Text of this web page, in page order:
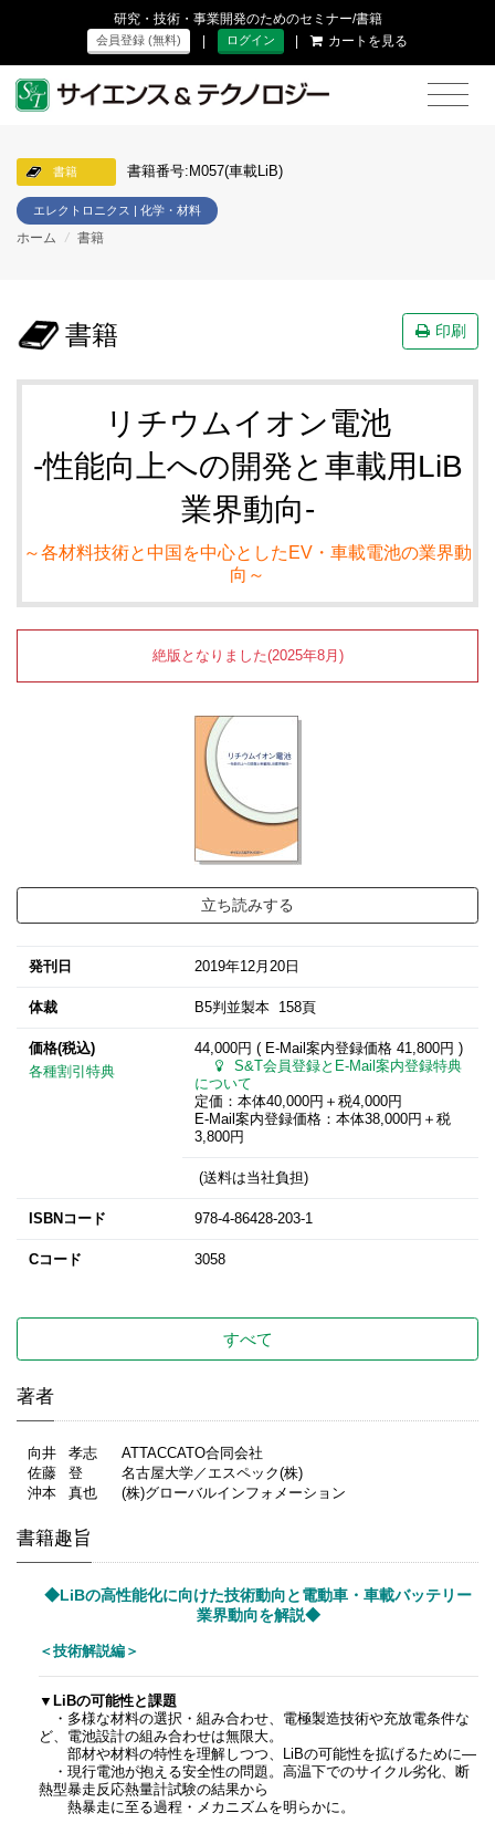
研究・技術・事業開発のためのセミナー/書籍
会員登録 (無料) | ログイン | カートを見る
書籍 書籍番号:M057(車載LiB)
エレクトロニクス | 化学・材料
ホーム / 書籍
書籍 印刷
リチウムイオン電池
-性能向上への開発と車載用LiB
業界動向-
～各材料技術と中国を中心としたEV・車載電池の業界動
向～
絶版となりました(2025年8月)
立ち読みする
発刊日 2019年12月20日
体裁 B5判並製本 158頁
価格(税込)
各種割引特典
44,000円 ( E-Mail案内登録価格 41,800円 )
S&T会員登録とE-Mail案内登録特典
について
定価：本体40,000円＋税4,000円
E-Mail案内登録価格：本体38,000円＋税
3,800円
(送料は当社負担)
ISBNコード 978-4-86428-203-1
Cコード 3058
すべて
著者
向井 孝志
ATTACCATO合同会社
佐藤
登
名古屋大学／エスペック(株)
沖本
真也 (株)グローバルインフォメーション
書籍趣旨
◆LiBの高性能化に向けた技術動向と電動車・車載バッテリー
業界動向を解説◆
＜技術解説編＞
▼LiBの可能性と課題
・多様な材料の選択・組み合わせ、電極製造技術や充放電条件な
ど、電池設計の組み合わせは無限大。
部材や材料の特性を理解しつつ、LiBの可能性を拡げるために―
・現行電池が抱える安全性の問題。高温下でのサイクル劣化、断
熱型暴走反応熱量計試験の結果から
熱暴走に至る過程・メカニズムを明らかに。